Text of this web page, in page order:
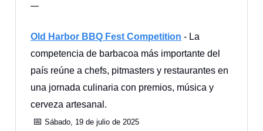
—
Old Harbor BBQ Fest Competition - La
competencia de barbacoa más importante del
país reúne a chefs, pitmasters y restaurantes en
una jornada culinaria con premios, música y
cerveza artesanal.
📅 Sábado, 19 de julio de 2025